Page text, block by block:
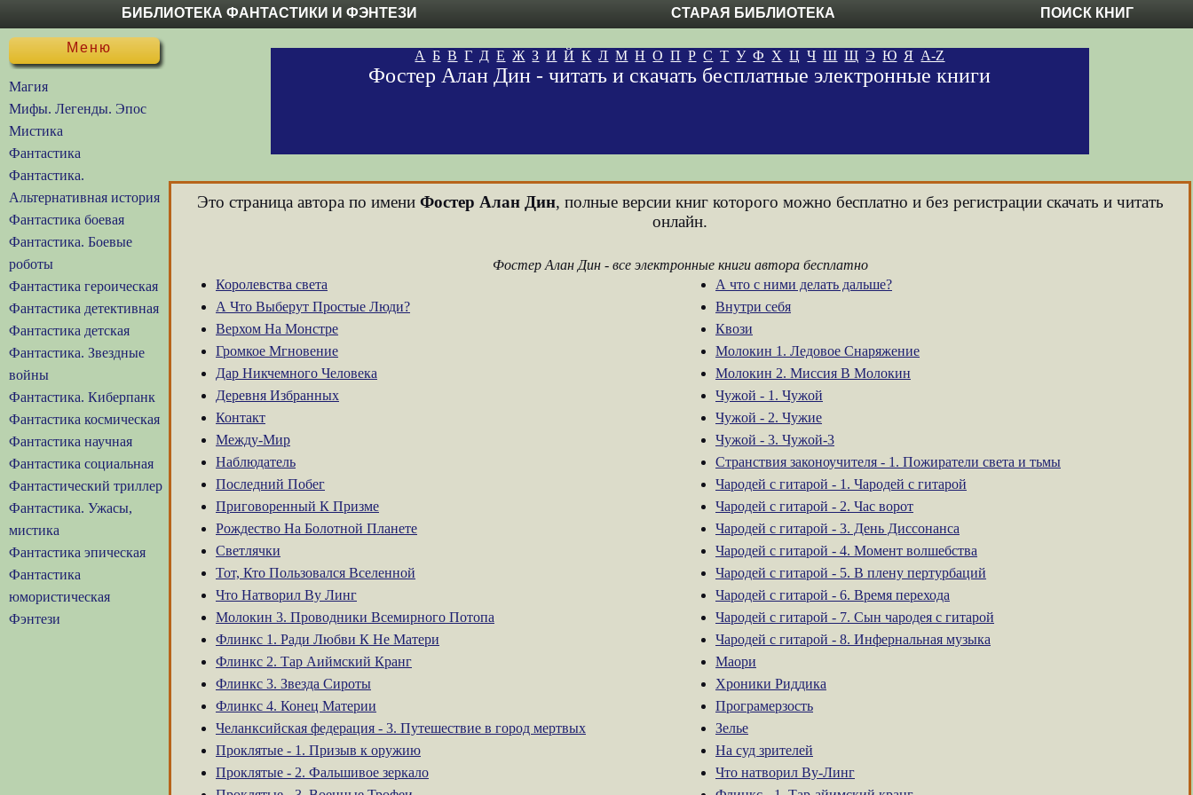
БИБЛИОТЕКА ФАНТАСТИКИ И ФЭНТЕЗИ СТАРАЯ БИБЛИОТЕКА ПОИСК КНИГ
Меню
Магия
Мифы. Легенды. Эпос
Мистика
Фантастика
Фантастика.
Альтернативная история
Фантастика боевая
Фантастика. Боевые
роботы
Фантастика героическая
Фантастика детективная
Фантастика детская
Фантастика. Звездные
войны
Фантастика. Киберпанк
Фантастика космическая
Фантастика научная
Фантастика социальная
Фантастический триллер
Фантастика. Ужасы,
мистика
Фантастика эпическая
Фантастика
юмористическая
Фэнтези
А Б В Г Д Е Ж З И Й К Л М Н О П Р С Т У Ф Х Ц Ч Ш Щ Э Ю Я A-Z
Фостер Алан Дин - читать и скачать бесплатные электронные книги
Это страница автора по имени Фостер Алан Дин, полные версии книг которого можно бесплатно и без регистрации скачать и читать
онлайн.
Фостер Алан Дин - все электронные книги автора бесплатно
Королевства света
А Что Выберут Простые Люди?
Верхом На Монстре
Громкое Мгновение
Дар Никчемного Человека
Деревня Избранных
Контакт
Между-Мир
Наблюдатель
Последний Побег
Приговоренный К Призме
Рождество На Болотной Планете
Светлячки
Тот, Кто Пользовался Вселенной
Что Натворил Ву Линг
Молокин 3. Проводники Всемирного Потопа
Флинкс 1. Ради Любви К Не Матери
Флинкс 2. Тар Аиймский Кранг
Флинкс 3. Звезда Сироты
Флинкс 4. Конец Материи
Челанксийская федерация - 3. Путешествие в город мертвых
Проклятые - 1. Призыв к оружию
Проклятые - 2. Фальшивое зеркало
А что с ними делать дальше?
Внутри себя
Квози
Молокин 1. Ледовое Снаряжение
Молокин 2. Миссия В Молокин
Чужой - 1. Чужой
Чужой - 2. Чужие
Чужой - 3. Чужой-3
Странствия законоучителя - 1. Пожиратели света и тьмы
Чародей с гитарой - 1. Чародей с гитарой
Чародей с гитарой - 2. Час ворот
Чародей с гитарой - 3. День Диссонанса
Чародей с гитарой - 4. Момент волшебства
Чародей с гитарой - 5. В плену пертурбаций
Чародей с гитарой - 6. Время перехода
Чародей с гитарой - 7. Сын чародея с гитарой
Чародей с гитарой - 8. Инфернальная музыка
Маори
Хроники Риддика
Програмерзость
Зелье
На суд зрителей
Что натворил Ву-Линг